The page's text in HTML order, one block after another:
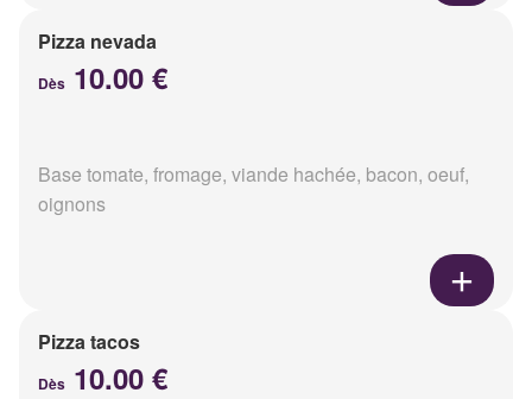
Pizza nevada
Dès 10.00 €
Base tomate, fromage, viande hachée, bacon, oeuf,
oignons
Pizza tacos
Dès 10.00 €